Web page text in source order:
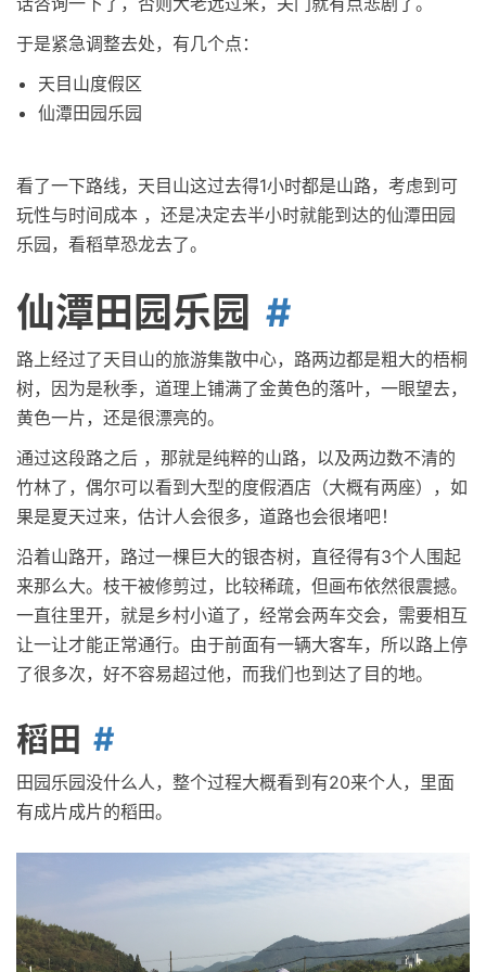
于是紧急调整去处，有几个点：
天目山度假区
仙潭田园乐园
看了一下路线，天目山这过去得1小时都是山路，考虑到可
玩性与时间成本 ，还是决定去半小时就能到达的仙潭田园
乐园，看稻草恐龙去了。
仙潭田园乐园
路上经过了天目山的旅游集散中心，路两边都是粗大的梧桐
树，因为是秋季，道理上铺满了金黄色的落叶，一眼望去，
黄色一片，还是很漂亮的。
通过这段路之后 ，那就是纯粹的山路，以及两边数不清的
竹林了，偶尔可以看到大型的度假酒店（大概有两座），如
果是夏天过来，估计人会很多，道路也会很堵吧！
沿着山路开，路过一棵巨大的银杏树，直径得有3个人围起
来那么大。枝干被修剪过，比较稀疏，但画布依然很震撼。
一直往里开，就是乡村小道了，经常会两车交会，需要相互
让一让才能正常通行。由于前面有一辆大客车，所以路上停
了很多次，好不容易超过他，而我们也到达了目的地。
稻田
田园乐园没什么人，整个过程大概看到有20来个人，里面
有成片成片的稻田。